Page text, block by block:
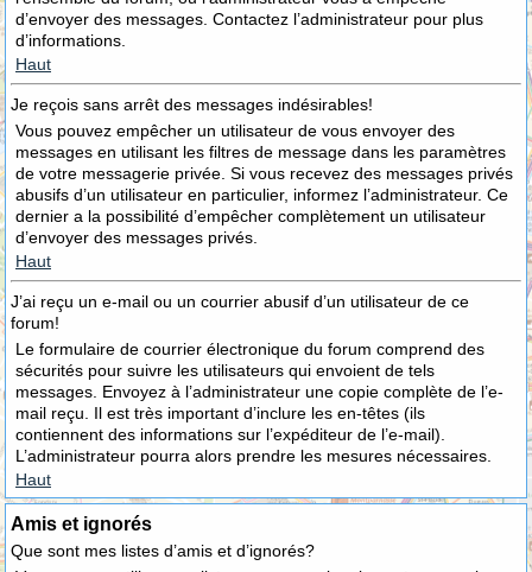
d’envoyer des messages. Contactez l’administrateur pour plus
d’informations.
Haut
Je reçois sans arrêt des messages indésirables!
Vous pouvez empêcher un utilisateur de vous envoyer des
messages en utilisant les filtres de message dans les paramètres
de votre messagerie privée. Si vous recevez des messages privés
abusifs d’un utilisateur en particulier, informez l’administrateur. Ce
dernier a la possibilité d’empêcher complètement un utilisateur
d’envoyer des messages privés.
Haut
J’ai reçu un e-mail ou un courrier abusif d’un utilisateur de ce
forum!
Le formulaire de courrier électronique du forum comprend des
sécurités pour suivre les utilisateurs qui envoient de tels
messages. Envoyez à l’administrateur une copie complète de l’e-
mail reçu. Il est très important d’inclure les en-têtes (ils
contiennent des informations sur l’expéditeur de l’e-mail).
L’administrateur pourra alors prendre les mesures nécessaires.
Haut
Amis et ignorés
Que sont mes listes d’amis et d’ignorés?